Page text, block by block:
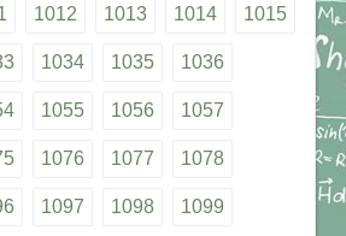
1012 1013 1014 1015
1034 1035 1036
1055 1056 1057
1076 1077 1078
1097 1098 1099